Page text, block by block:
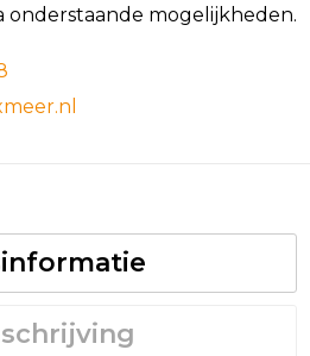
onderstaande mogelijkheden.